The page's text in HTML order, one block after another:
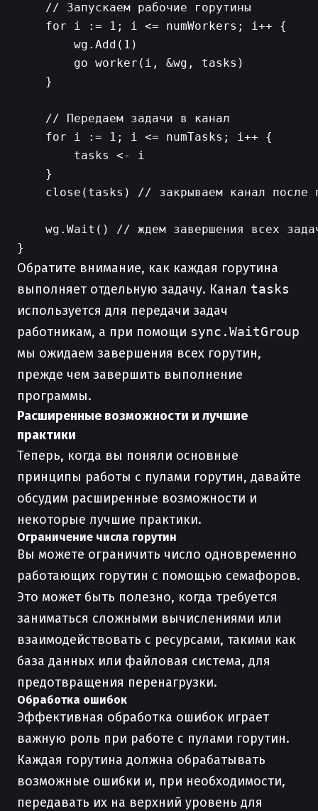
    // Запускаем рабочие горутины
    for i := 1; i <= numWorkers; i++ {
        wg.Add(1)
        go worker(i, &wg, tasks)
    }
    // Передаем задачи в канал
    for i := 1; i <= numTasks; i++ {
        tasks <- i
    }
close(tasks) // закрываем канал после
wg.Wait() // ждем завершения всех
Обратите внимание, как каждая горутина
выполняет отдельную задачу. Канал tasks
используется для передачи задач
работникам, а при помощи sync.WaitGroup
мы ожидаем завершения всех горутин,
прежде чем завершить выполнение
программы.
Расширенные возможности и лучшие
практики
Теперь, когда вы поняли основные
принципы работы с пулами горутин, давайте
обсудим расширенные возможности и
некоторые лучшие практики.
Ограничение числа горутин
Вы можете ограничить число одновременно
работающих горутин с помощью семафоров.
Это может быть полезно, когда требуется
заниматься сложными вычислениями или
взаимодействовать с ресурсами, такими как
база данных или файловая система, для
предотвращения перенагрузки.
Обработка ошибок
Эффективная обработка ошибок играет
важную роль при работе с пулами горутин.
Каждая горутина должна обрабатывать
возможные ошибки и, при необходимости,
передавать их на верхний уровень для